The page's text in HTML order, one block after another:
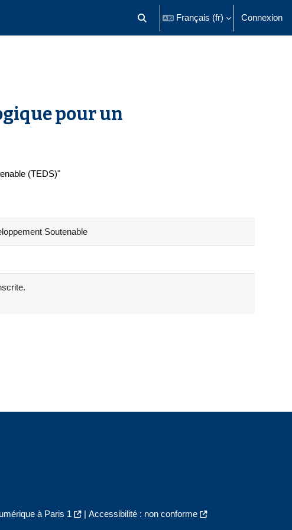
Activer/désactiver la saisie de
Français ‎(fr)‎ Connexion
pour un
(TEDS)"
Soutenable
à Paris 1 | Accessibilité : non conforme